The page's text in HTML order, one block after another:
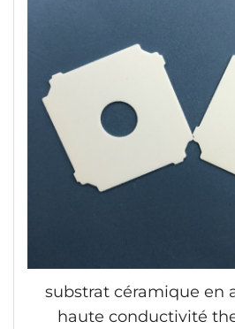
substrat céramique en
haute conductivité